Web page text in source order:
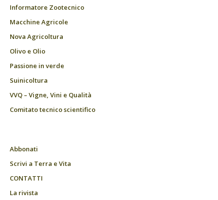
Informatore Zootecnico
Macchine Agricole
Nova Agricoltura
Olivo e Olio
Passione in verde
Suinicoltura
VVQ – Vigne, Vini e Qualità
Comitato tecnico scientifico
Abbonati
Scrivi a Terra e Vita
CONTATTI
La rivista